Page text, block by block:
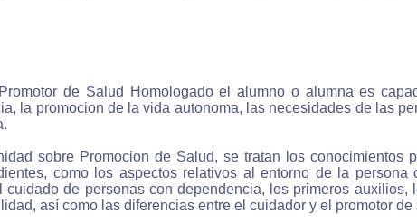
Aprenderás desde cualquier lugar
Puedes aprender desde cualquier ordenador que disponga
acceso a internet: desde tu casa o trabajo, desde
cibertecas, cibercafes etc..
¿Qué significa que un curso sea en línea (on-line)?
de Salud Homologado el alumno o alumna es
la promocion de la vida autonoma, las necesidades de las
sobre Promocion de Salud, se tratan los conocimientos
como los aspectos relativos al entorno de la
cuidado de personas con dependencia, los primeros
así como las diferencias entre el cuidador y el promotor de